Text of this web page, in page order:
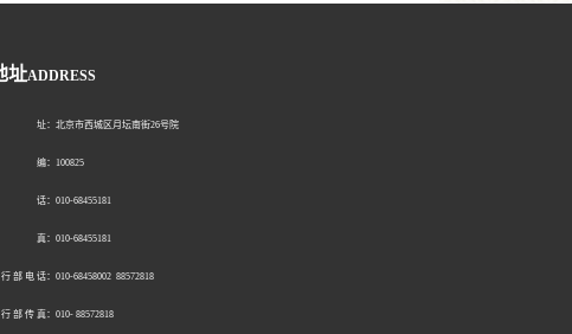
址ADDRESS
址：北京市西城区月坛南街26号院
编：100825
话：010-68455181
真：010-68455181
部 电 话：010-68458002 88572818
部 传 真：010- 88572818